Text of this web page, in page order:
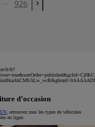
926
Next page
fr/fr?
d’occasion
, retrouvez tous les types de véhicules
en ligne.